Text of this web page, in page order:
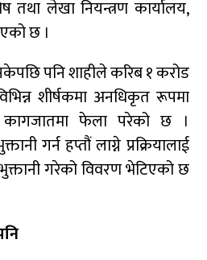
तथा लेखा नियन्त्रण कार्यालय,
छ ।
पनि शाहीले करिब १ करोड
शीर्षकमा अनधिकृत रूपमा
कागजातमा फेला परेको छ ।
गर्न हप्तौं लाग्ने प्रक्रियालाई
गरेको विवरण भेटिएको छ